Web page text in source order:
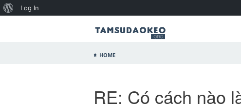
Home
RE: Có cách nào
Log In